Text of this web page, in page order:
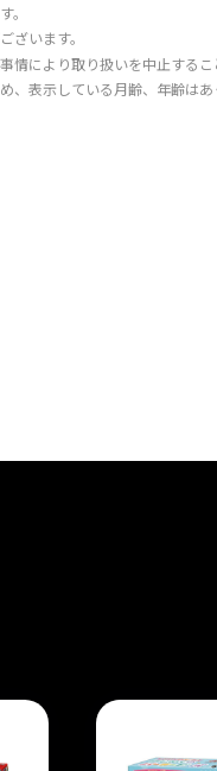
。
ざいます。
情により取り扱いを中止するこ
、表示している月齢、年齢は